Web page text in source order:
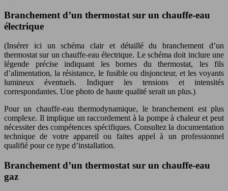
Branchement d’un thermostat sur un chauffe-eau
électrique
(Insérer ici un schéma clair et détaillé du branchement d’un
thermostat sur un chauffe-eau électrique. Le schéma doit inclure une
légende précise indiquant les bornes du thermostat, les fils
d’alimentation, la résistance, le fusible ou disjoncteur, et les voyants
lumineux éventuels. Indiquer les tensions et intensités
correspondantes. Une photo de haute qualité serait un plus.)
Pour un chauffe-eau thermodynamique, le branchement est plus
complexe. Il implique un raccordement à la pompe à chaleur et peut
nécessiter des compétences spécifiques. Consultez la documentation
technique de votre appareil ou faites appel à un professionnel
qualifié pour ce type d’installation.
Branchement d’un thermostat sur un chauffe-eau
gaz